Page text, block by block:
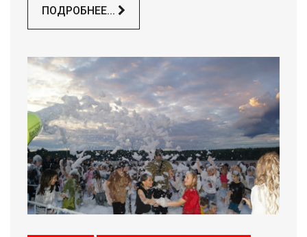
ПОДРОБНЕЕ...